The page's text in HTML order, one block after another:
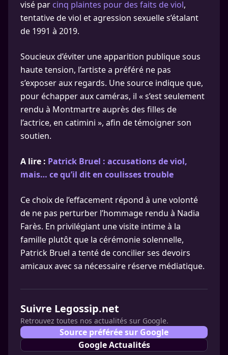
visé par cinq plaintes pour des faits de viol,
tentative de viol et agression sexuelle s’étalant
de 1991 à 2019.
Soucieux d’éviter une apparition publique sous
haute tension, l’artiste a préféré ne pas
s’exposer aux regards. Une source indique que,
pour échapper aux caméras, il « s’est seulement
rendu à Montmartre auprès des filles de
l’actrice, en catimini », afin de témoigner son
soutien.
A lire : Patrick Bruel : accusations de viol,
mais… ce qu’il dit en coulisses trouble
Ce choix de l’effacement répond à une volonté
de ne pas perturber l’hommage rendu à Nadia
Farès. En privilégiant une visite intime à la
famille plutôt que la cérémonie solennelle,
Patrick Bruel a tenté de concilier ses devoirs
amicaux avec sa nécessaire réserve médiatique.
Suivre Legossip.net
Retrouvez toutes nos actualités sur Google.
Source préférée sur Google
Google Actualités